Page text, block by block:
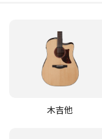
木吉他